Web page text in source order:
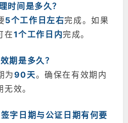
间是多久？
5个工作日左右完成。如果
在1个工作日内完成。
期是多久？
为90天。确保在有效期内
效。
字日期与公证日期有何要